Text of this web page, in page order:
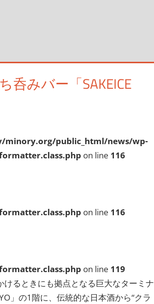
みバー「SAKEICE
minory.org/public_html/news/wp-
on line 116
on line 116
on line 119
るときにも拠点となる巨大なターミナ
」の1階に、伝統的な日本酒から“クラ